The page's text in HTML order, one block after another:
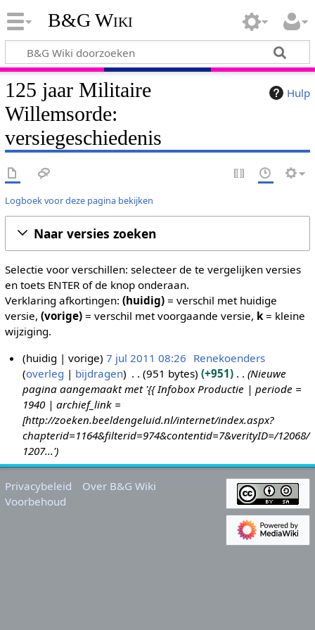
B&G Wiki
Hulp
125 jaar Militaire
Willemsorde:
versiegeschiedenis
Logboek voor deze pagina bekijken
Naar versies zoeken
Selectie voor verschillen: selecteer de te vergelijken versies
en toets ENTER of de knop onderaan.
Verklaring afkortingen: (huidig)= verschil met huidige
versie, (vorige)= verschil met voorgaande versie, k= kleine
wijziging.
1
1
huidig vorige 7 jul 2011 08:26 Renekoenders
overleg
bijdragen 951 bytes +951
Nieuwe
pagina aangemaakt met '{{ Infobox Productie | periode =
1940 | archief_link =
[http://zoeken.beeldengeluid.nl/internet/index.aspx?
chapterid=1164&filterid=974&contentid=7&verityID=/12068/
1207...'
Privacybeleid
Over B&G Wiki
Voorbehoud